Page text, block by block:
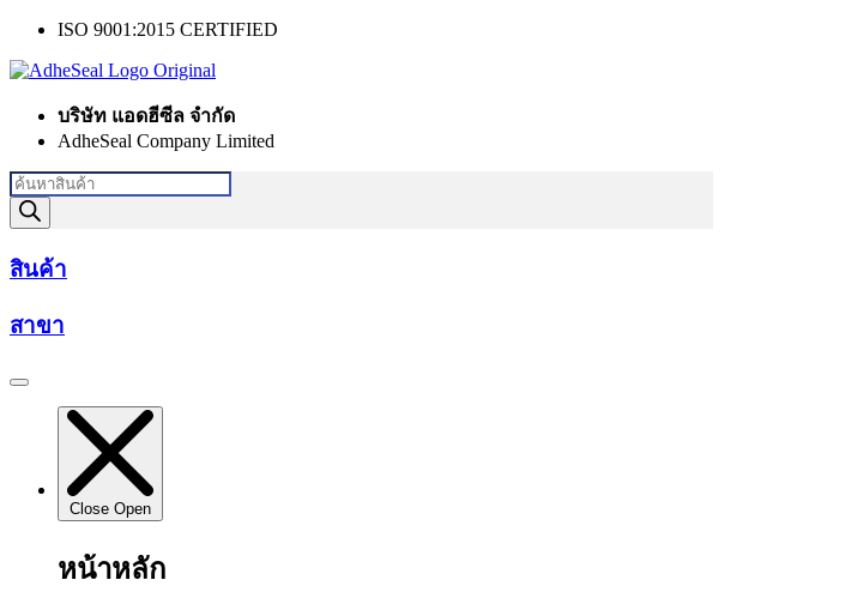
Skip
content
ISO 9001:2015 CERTIFIED
บริษัท แอดฮีซีล จำกัด
AdheSeal Company Limited
Products
search
สินค้า
สาขา
Close Open
หน้าหลัก